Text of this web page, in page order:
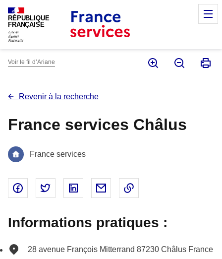
RÉPUBLIQUE
FRANÇAISE
Voir le fil d’Ariane
Revenir à la recherche
France services Châlus
France services
Partager sur Facebook - nouvelle fenêtre
Partager sur Twitter - nouvelle fenêtre
Partager sur Linked In - nouvelle
Partager par email - nouvelle
Informations pratiques :
28 avenue François Mitterrand 87230 Châlus France